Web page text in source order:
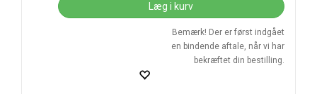
Læg i kurv
Bemærk! Der er først indgået
en bindende aftale, når vi har
bekræftet din bestilling.